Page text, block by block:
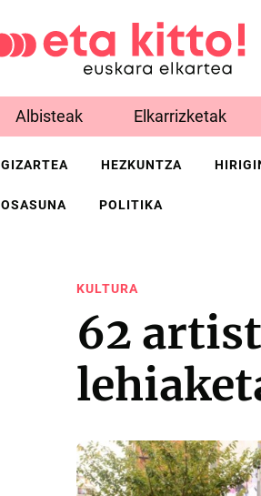
Albisteak Elkarrizketak
GIZARTEA HEZKUNTZA
OSASUNA POLITIKA
KULTURA
62